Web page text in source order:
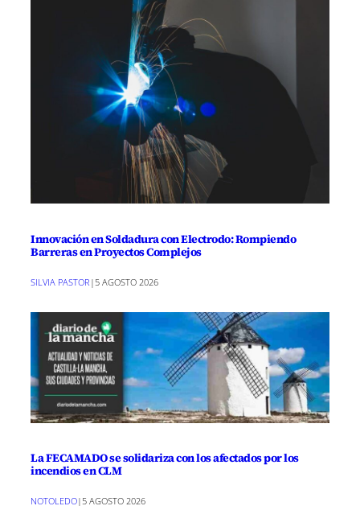
Innovación en Soldadura con Electrodo: Rompiendo
Barreras en Proyectos Complejos
SILVIA PASTOR |5 AGOSTO 2026
La FECAMADO se solidariza con los afectados por los
incendios en CLM
NOTOLEDO|5 AGOSTO 2026